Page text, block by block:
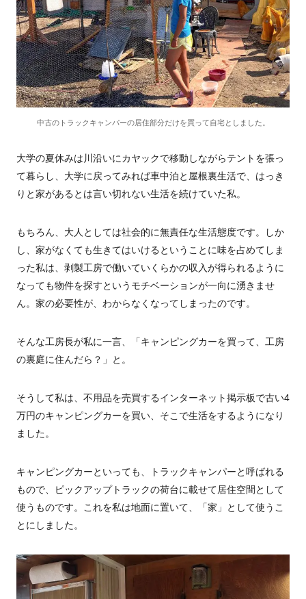
中古のトラックキャンパーの居住部分だけを買って自宅としました。
大学の夏休みは川沿いにカヤックで移動しながらテントを張っ
て暮らし、大学に戻ってみれば車中泊と屋根裏生活で、はっき
りと家があるとは言い切れない生活を続けていた私。
もちろん、大人としては社会的に無責任な生活態度です。しか
し、家がなくても生きてはいけるということに味を占めてしま
った私は、剥製工房で働いていくらかの収入が得られるように
なっても物件を探すというモチベーションが一向に湧きませ
ん。家の必要性が、わからなくなってしまったのです。
そんな工房長が私に一言、「キャンピングカーを買って、工房
の裏庭に住んだら？」と。
そうして私は、不用品を売買するインターネット掲示板で古い4
万円のキャンピングカーを買い、そこで生活をするようになり
ました。
キャンピングカーといっても、トラックキャンパーと呼ばれる
もので、ピックアップトラックの荷台に載せて居住空間として
使うものです。これを私は地面に置いて、「家」として使うこ
とにしました。